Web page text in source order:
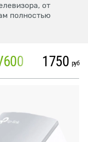
от
полностью
1750 руб